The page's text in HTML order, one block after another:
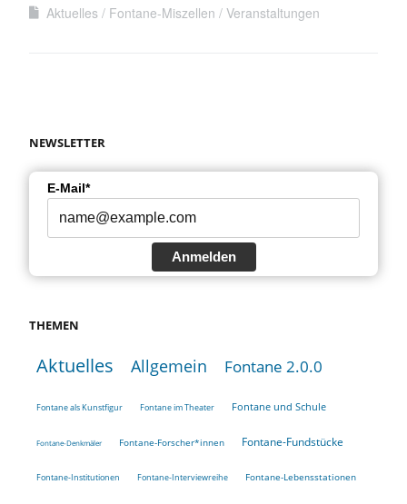
Aktuelles Fontane-Miszellen Veranstaltungen
NEWSLETTER
E-Mail*
Anmelden
THEMEN
Aktuelles Allgemein Fontane 2.0.0
Fontane als Kunstfigur Fontane im Theater Fontane und Schule
Fontane-Denkmäler Fontane-Forscher*innen Fontane-Fundstücke
Fontane-Institutionen Fontane-Interviewreihe Fontane-Lebensstationen